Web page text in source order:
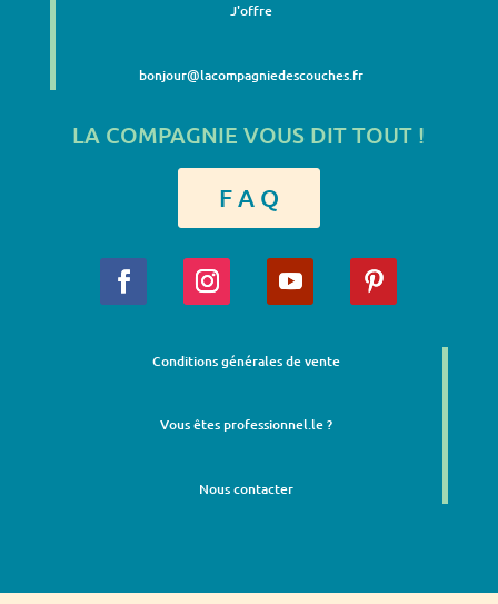
J'offre
bonjour@lacompagniedescouches.fr
LA COMPAGNIE VOUS DIT TOUT !
F A Q
Conditions générales de vente
Vous êtes professionnel.le ?
Nous contacter